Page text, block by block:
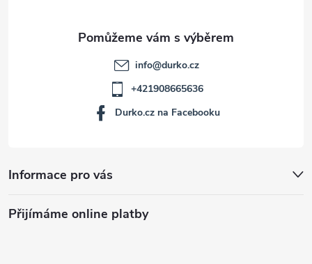
Informace pro vás
Přijímáme online platby
info@durko.cz
+421908665636
Durko.cz na Facebooku